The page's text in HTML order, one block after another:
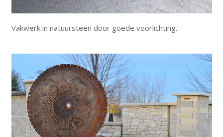
Vakwerk in natuursteen door goede voorlichting.